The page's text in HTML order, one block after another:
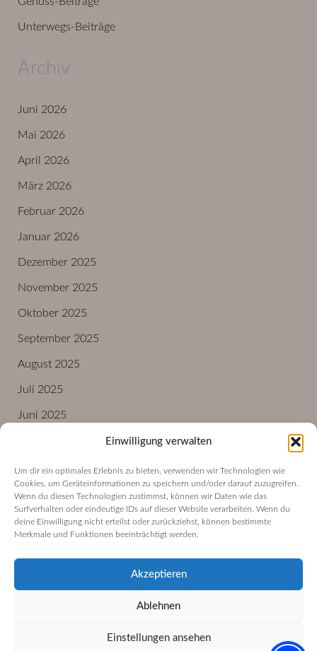
Einwilligung verwalten
Um dir ein optimales Erlebnis zu bieten, verwenden wir Technologien wie
Cookies, um Geräteinformationen zu speichern und/oder darauf zuzugreifen.
Wenn du diesen Technologien zustimmst, können wir Daten wie das
Surfverhalten oder eindeutige IDs auf dieser Website verarbeiten. Wenn du
deine Einwilligung nicht erteilst oder zurückziehst, können bestimmte
Merkmale und Funktionen beeinträchtigt werden.
Akzeptieren
Ablehnen
Einstellungen ansehen
Unterwegs-Beiträge
Archiv
Juni 2026
Mai 2026
April 2026
März 2026
Februar 2026
Januar 2026
Dezember 2025
November 2025
Oktober 2025
September 2025
August 2025
Juli 2025
Juni 2025
Impressum
Datenschutzerklärung
Cookie-Richtlinie (EU)
Copyright © 2026 | Hanne Fritz